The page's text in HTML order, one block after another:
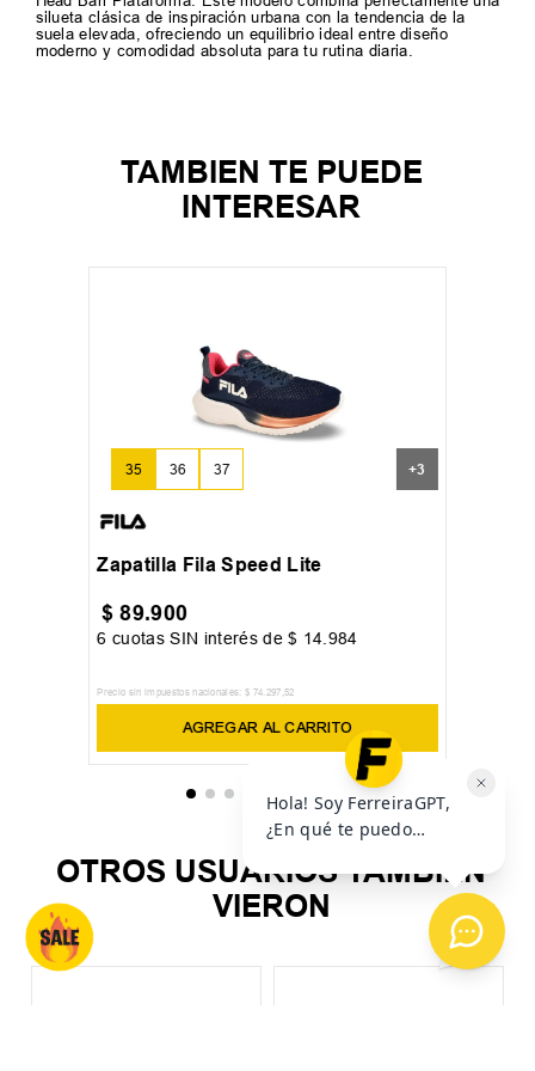
silueta clásica de inspiración urbana con la tendencia de la
suela elevada, ofreciendo un equilibrio ideal entre diseño
moderno y comodidad absoluta para tu rutina diaria.
TAMBIEN TE PUEDE
INTERESAR
35 36 37 +3
Zapatilla Fila Speed Lite
$ 89.900
6 cuotas SIN interés de$ 14.984
Precio sin impuestos nacionales: $ 74.297 ,52
AGREGAR AL CARRITO
OTROS USUARIOS TAMBIÉN
VIERON